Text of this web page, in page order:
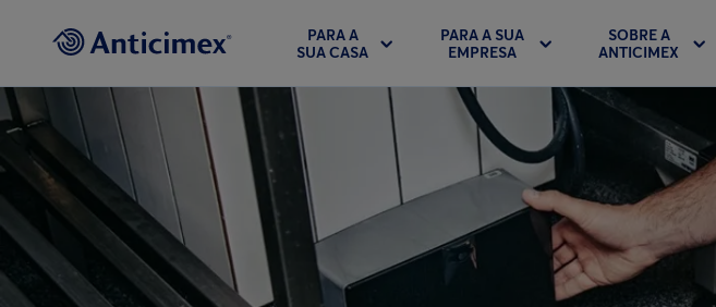
PARA A
SUA CASA
PARA A SUA
EMPRESA
SOBRE A
ANTICIMEX